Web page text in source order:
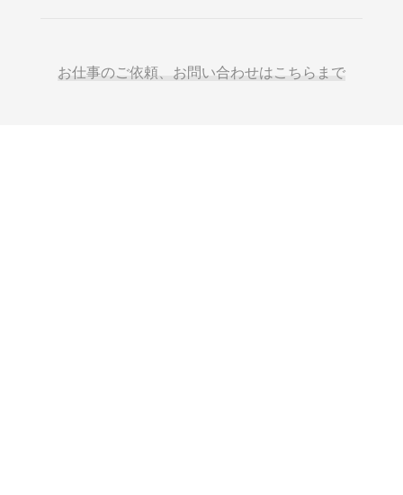
お仕事のご依頼、お問い合わせはこちらまで